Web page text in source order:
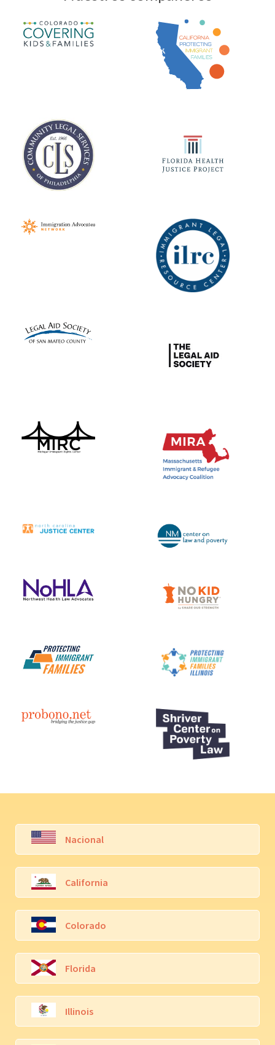
Nacional
California
Colorado
Florida
Illinois